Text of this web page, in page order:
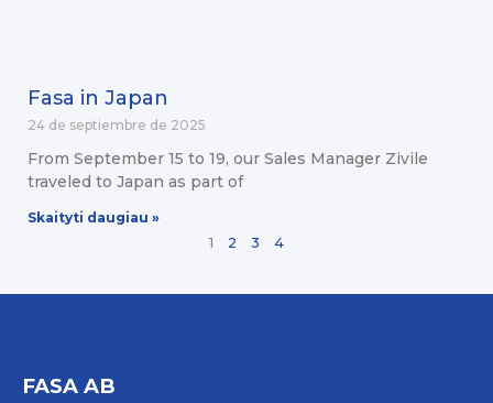
Fasa in Japan
24 de septiembre de 2025
From September 15 to 19, our Sales Manager Zivile
traveled to Japan as part of
Skaityti daugiau »
1
2 3 4
FASA AB